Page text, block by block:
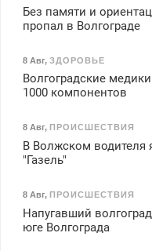
Без памяти и
пропал в Волгограде
8 Авг, ЗДОРОВЬЕ
Волгоградские
1000 компонентов
8 Авг, ПРОИСШЕСТВИЯ
В Волжском водителя
"Газель"
8 Авг, ПРОИСШЕСТВИЯ
Напугавший
юге Волгограда